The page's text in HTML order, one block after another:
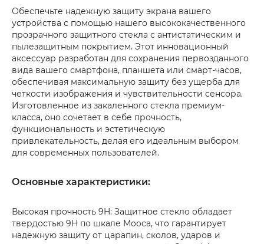
Обеспечьте надежную защиту экрана вашего
устройства с помощью нашего высококачественного
прозрачного защитного стекла с антистатическим и
пылезащитным покрытием. Этот инновационный
аксессуар разработан для сохранения первозданного
вида вашего смартфона, планшета или смарт-часов,
обеспечивая максимальную защиту без ущерба для
четкости изображения и чувствительности сенсора.
Изготовленное из закаленного стекла премиум-
класса, оно сочетает в себе прочность,
функциональность и эстетическую
привлекательность, делая его идеальным выбором
для современных пользователей.
Основные характеристики:
Высокая прочность 9H: Защитное стекло обладает
твердостью 9H по шкале Мооса, что гарантирует
надежную защиту от царапин, сколов, ударов и